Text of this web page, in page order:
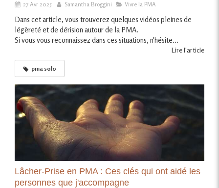
27 Avr 2025 Samantha Broggini Vivre la PMA
Dans cet article, vous trouverez quelques vidéos pleines de
légèreté et de dérision autour de la PMA.
Si vous vous reconnaissez dans ces situations, n'hésite...
Lire l'article
pma solo
Lâcher-Prise en PMA : Ces clés qui ont aidé les
personnes que j'accompagne